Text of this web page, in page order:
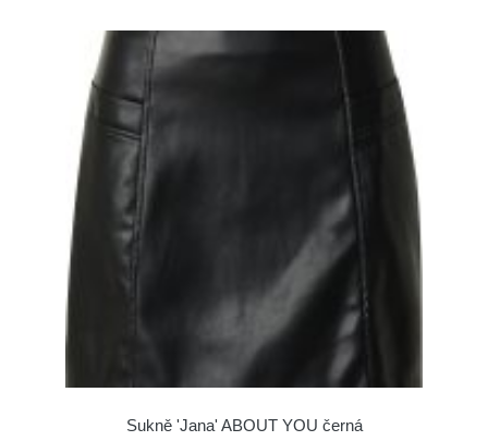
Sukně 'Jana' ABOUT YOU černá